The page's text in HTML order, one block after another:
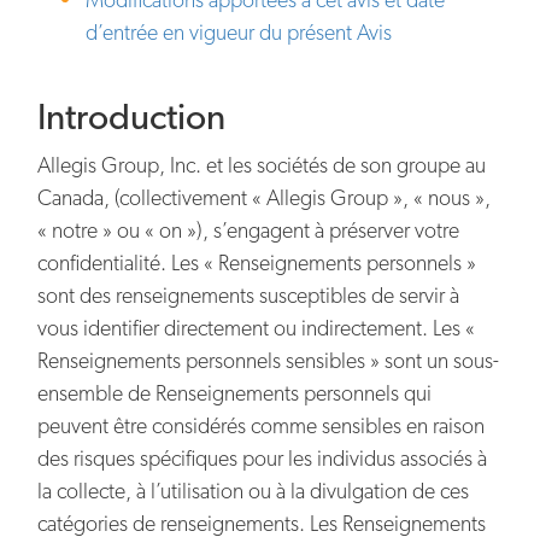
d’entrée en vigueur du présent Avis
Introduction
Allegis Group, Inc. et les sociétés de son groupe au
Canada, (collectivement « Allegis Group », « nous »,
« notre » ou « on »), s’engagent à préserver votre
confidentialité. Les « Renseignements personnels »
sont des renseignements susceptibles de servir à
vous identifier directement ou indirectement. Les «
Renseignements personnels sensibles » sont un sous-
ensemble de Renseignements personnels qui
peuvent être considérés comme sensibles en raison
des risques spécifiques pour les individus associés à
la collecte, à l’utilisation ou à la divulgation de ces
catégories de renseignements. Les Renseignements